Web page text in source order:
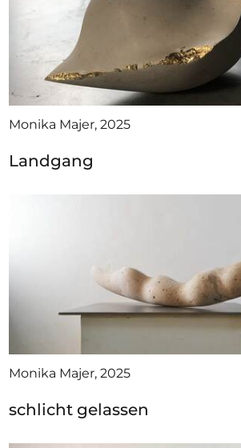
Monika Majer, 2025
Landgang
Monika Majer, 2025
schlicht gelassen